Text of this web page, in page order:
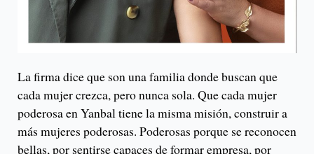
La firma dice que son una familia donde buscan que
cada mujer crezca, pero nunca sola. Que cada mujer
poderosa en Yanbal tiene la misma misión, construir a
más mujeres poderosas. Poderosas porque se reconocen
bellas, por sentirse capaces de formar empresa, por